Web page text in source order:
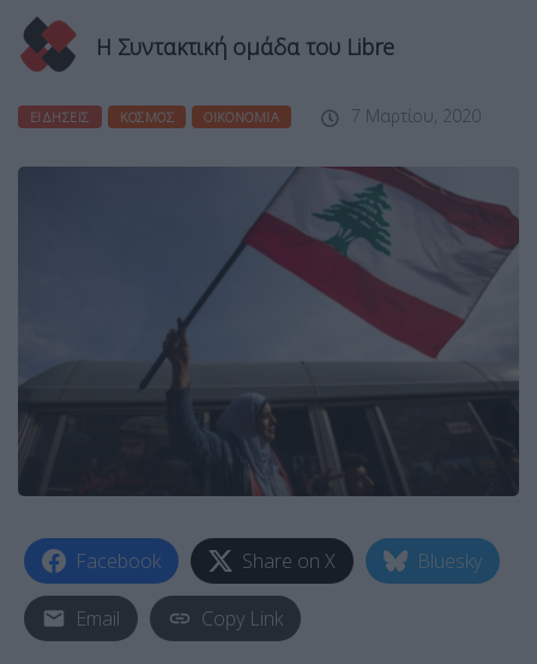
Η Συντακτική ομάδα του Libre
ΕΙΔΉΣΕΙΣ ΚΌΣΜΟΣ ΟΙΚΟΝΟΜΊΑ 7 Μαρτίου, 2020
Facebook Share on X Bluesky
Email Copy Link